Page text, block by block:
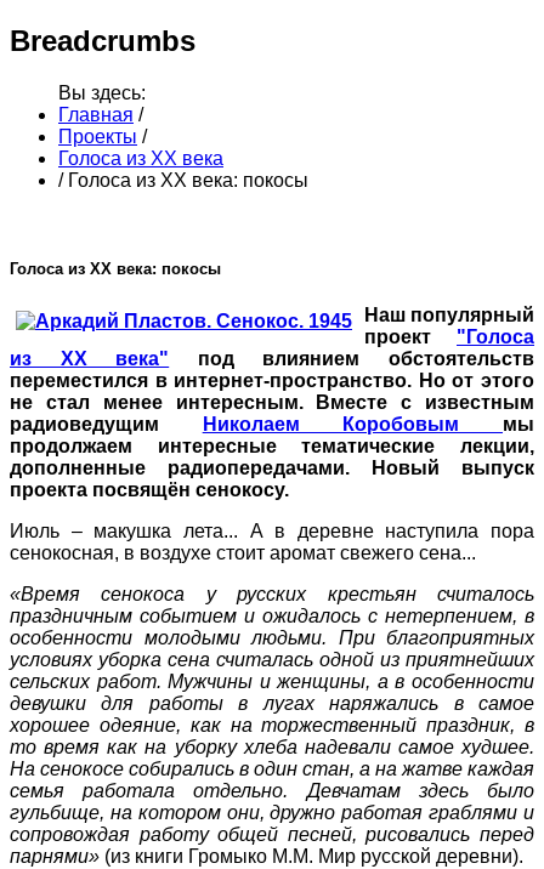
Breadcrumbs
Вы здесь:
Главная /
Проекты /
Голоса из ХХ века
/ Голоса из ХХ века: покосы
Голоса из ХХ века: покосы
Наш популярный
проект "Голоса
из ХХ века" под влиянием обстоятельств
переместился в интернет-пространство. Но от этого
не стал менее интересным. Вместе с известным
радиоведущим
Николаем Коробовым мы
продолжаем интересные тематические лекции,
дополненные радиопередачами. Новый выпуск
проекта посвящён сенокосу.
Июль – макушка лета... А в деревне наступила пора
сенокосная, в воздухе стоит аромат свежего сена...
«Время сенокоса у русских крестьян считалось
праздничным событием и ожидалось с нетерпением, в
особенности молодыми людьми. При благоприятных
условиях уборка сена считалась одной из приятнейших
сельских работ. Мужчины и женщины, а в особенности
девушки для работы в лугах наряжались в самое
хорошее одеяние, как на торжественный праздник, в
то время как на уборку хлеба надевали самое худшее.
На сенокосе собирались в один стан, а на жатве каждая
семья работала отдельно. Девчатам здесь было
гульбище, на котором они, дружно работая граблями и
сопровождая работу общей песней, рисовались перед
парнями» (из книги Громыко М.М. Мир русской деревни).